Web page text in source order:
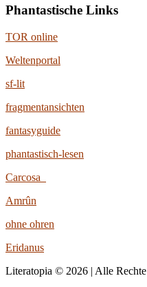
Phantastische Links
TOR online
Weltenportal
sf-lit
fragmentansichten
fantasyguide
phantastisch-lesen
Carcosa
Amrûn
ohne ohren
Eridanus
Literatopia © 2026 | Alle